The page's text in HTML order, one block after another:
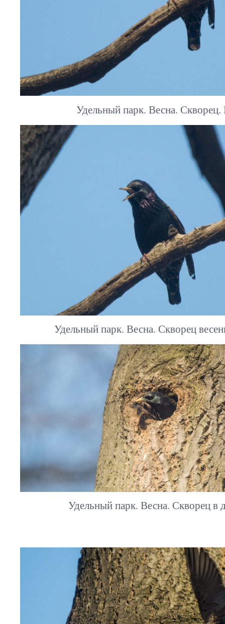
Удельный парк. Весна. Скворец.
Удельный парк. Весна. Скворец
Удельный парк. Весна. Скворец в